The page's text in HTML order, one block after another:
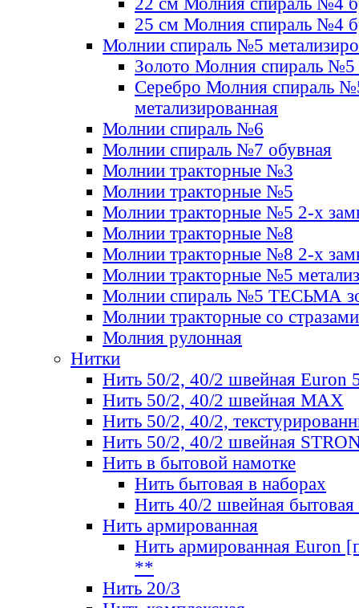
25 см Молния спираль №4
Молнии спираль №5
Золото Молния спираль №5
Серебро Молния спираль
метализированная
Молнии спираль №6
Молнии спираль №7 обувная
Молнии тракторные №3
Молнии тракторные №5
Молнии тракторные №5 2-х
Молнии тракторные №8
Молнии тракторные №8 2-х
Молнии тракторные №5
Молнии спираль №5 ТЕСЬМА
Молнии тракторные со стразами
Молния рулонная
Нитки
Нить 50/2, 40/2 швейная Euron
Нить 50/2, 40/2 швейная МАХ
Нить 50/2, 40/2,
Нить 50/2, 40/2 швейная
Нить в бытовой намотке
Нить бытовая в наборах
Нить 40/2 швейная бытовая
Нить армированная
Нить армированная Euron
**
Нить 20/3